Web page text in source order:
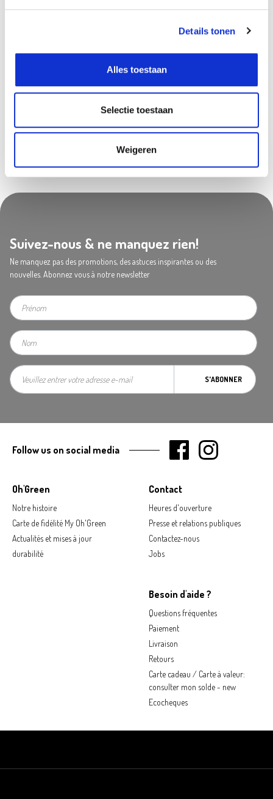
Details tonen
Alles toestaan
Selectie toestaan
Weigeren
Tournai
In stock
Suivez-nous & ne manquez rien!
Ne manquez pas des promotions, des astuces inspirantes ou des
nouvelles. Abonnez vous à notre newsletter
S'ABONNER
Oh'Green
Notre histoire
Carte de fidélité My Oh'Green
Actualités et mises à jour
durabilité
Contact
Heures d'ouverture
Presse et relations publiques
Contactez-nous
Jobs
Besoin d'aide ?
Questions fréquentes
Paiement
Livraison
Retours
Carte cadeau / Carte à valeur:
consulter mon solde - new
Ecocheques
Follow us on social media